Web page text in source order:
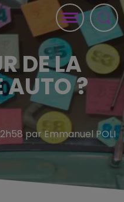
DE LA
AUTO ?
par Emmanuel POLI